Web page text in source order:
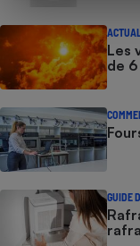
Les
de
GUIDE